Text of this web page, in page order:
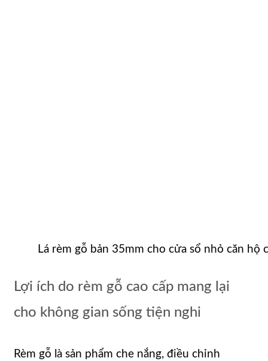
Lá rèm gỗ bản 35mm cho cửa sổ nhỏ căn hộ
Lợi ích do rèm gỗ cao cấp mang lại
cho không gian sống tiện nghi
Rèm gỗ là sản phẩm che nắng, điều chỉnh